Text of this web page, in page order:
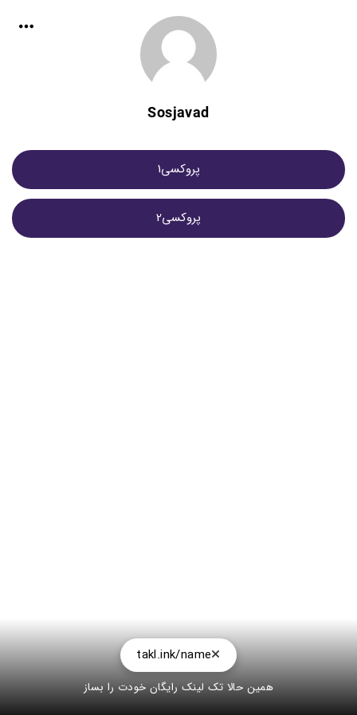
Sosjavad
پروکسی1
پروکسی2
takl.ink/name
همین حالا تک لینک رایگان خودت را بساز